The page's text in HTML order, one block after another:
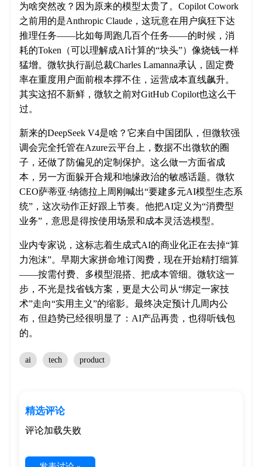
为啥突然改？因为原来的模型太贵了。Copilot Cowork
之前用的是Anthropic Claude，这玩意在用户疯狂下达
推理任务——比如每周跑几百个任务——的时候，消
耗的Token（可以理解成AI计算的“块头”）像烧钱一样
猛增。微软执行副总裁Charles Lamanna承认，固定费
率在重度用户面前根本撑不住，运营成本直线飙升。
其实这招不新鲜，微软之前对GitHub Copilot也这么干
过。
新来的DeepSeek V4是啥？它来自中国团队，但微软强
调会完全托管在Azure云平台上，数据不出微软的圈
子，还做了防偏见的定制保护。这么做一方面省成
本，另一方面躲开合规和地缘政治的敏感话题。微软
CEO萨蒂亚·纳德拉上周刚喊出“要建多元AI模型生态系
统”，这次动作正好跟上节奏。他把AI定义为“消费型
业务”，意思是得按使用场景和成本灵活选模型。
业内专家说，这标志着生成式AI的商业化正在去掉“算
力泡沫”。早期大家拼命堆订阅费，现在开始精打细算
——按需付费、多模型混搭、把成本管细。微软这一
步，不光是找省钱方案，更是大公司从“绑定一家技
术”走向“实用主义”的缩影。最终决定预计几周内公
布，但趋势已经很明显了：AI产品再贵，也得听钱包
的。
ai tech product
精选评论
评论加载失败